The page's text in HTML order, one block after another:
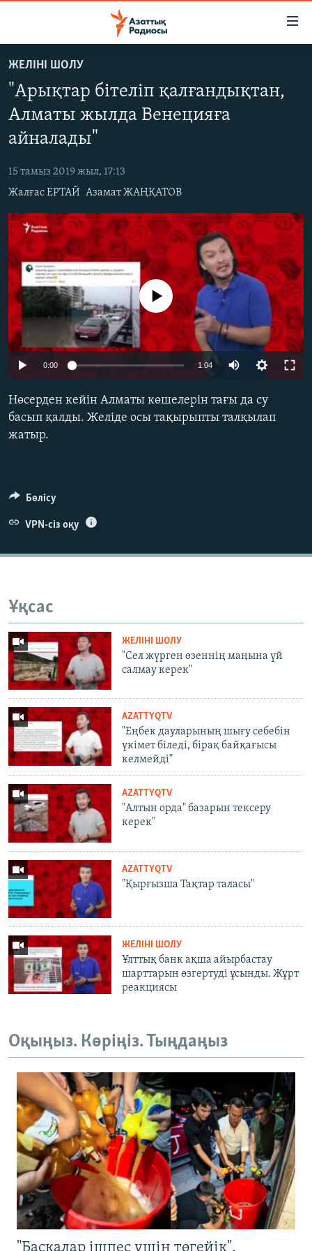
to
main
content
to
Navigation
Skip
to
Search
САЯСАТ
AZATTYQTV
ҚАҢТАР ОҚИҒАСЫ
АДАМ ҚҰҚЫҚТАРЫ
ӘЛЕУМЕТ
ӘЛЕМ
АРНАЙЫ ЖОБАЛАР
Русский
ЖАЗЫЛЫҢЫЗ
ЖЕЛІНІ ШОЛУ
"Арықтар бітеліп қалғандықтан,
Алматы жылда Венецияға
айналады"
15 тамыз 2019 жыл, 17:13
Жалғас ЕРТАЙ Азамат ЖАҢҚАТОВ
No media source currently available
0:00 1:04
Нөсерден кейін Алматы көшелерін тағы да су
басып қалды. Желіде осы тақырыпты талқылап
жатыр.
Бөлісу
VPN-сіз оқу
Ұқсас
ЖЕЛІНІ ШОЛУ
"Сел жүрген өзеннің маңына үй
салмау керек"
AZATTYQTV
"Еңбек дауларының шығу себебін
үкімет біледі, бірақ байқағысы
келмейді"
AZATTYQTV
"Алтын орда" базарын тексеру
керек"
AZATTYQTV
"Қырғызша Тақтар таласы"
ЖЕЛІНІ ШОЛУ
Ұлттық банк ақша айырбастау
шарттарын өзгертуді ұсынды. Жұрт
реакциясы
Оқыңыз. Көріңіз. Тыңдаңыз
"Басқалар ішпес үшін төгейік".